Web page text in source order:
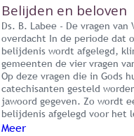
Belijden en beloven
Ds. B. Labee - De vragen van
overdacht In de periode dat
belijdenis wordt afgelegd,
gemeenten de vier vragen
Op deze vragen die in Gods
catechisanten gesteld
jawoord gegeven. Zo wordt
belijdenis afgelegd voor het
Meer